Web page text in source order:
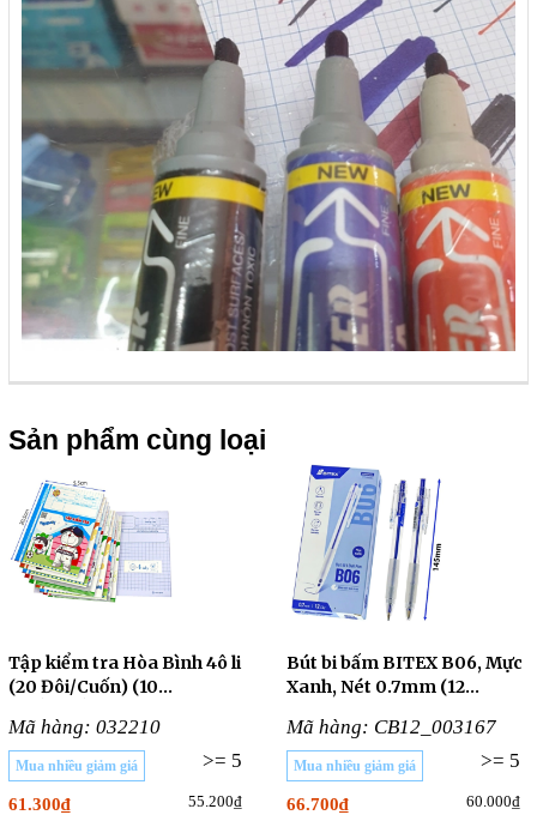
Sản phẩm cùng loại
Tập kiểm tra Hòa Bình 4ô li
(20 Đôi/Cuốn) (10
Mã hàng: 032210
>= 5
Mua nhiều giảm giá
61.300₫ 55.200₫
Bút bi bấm BITEX B06, Mực
Xanh, Nét 0.7mm (12
Mã hàng: CB12_003167
>= 5
Mua nhiều giảm giá
66.700₫ 60.000₫